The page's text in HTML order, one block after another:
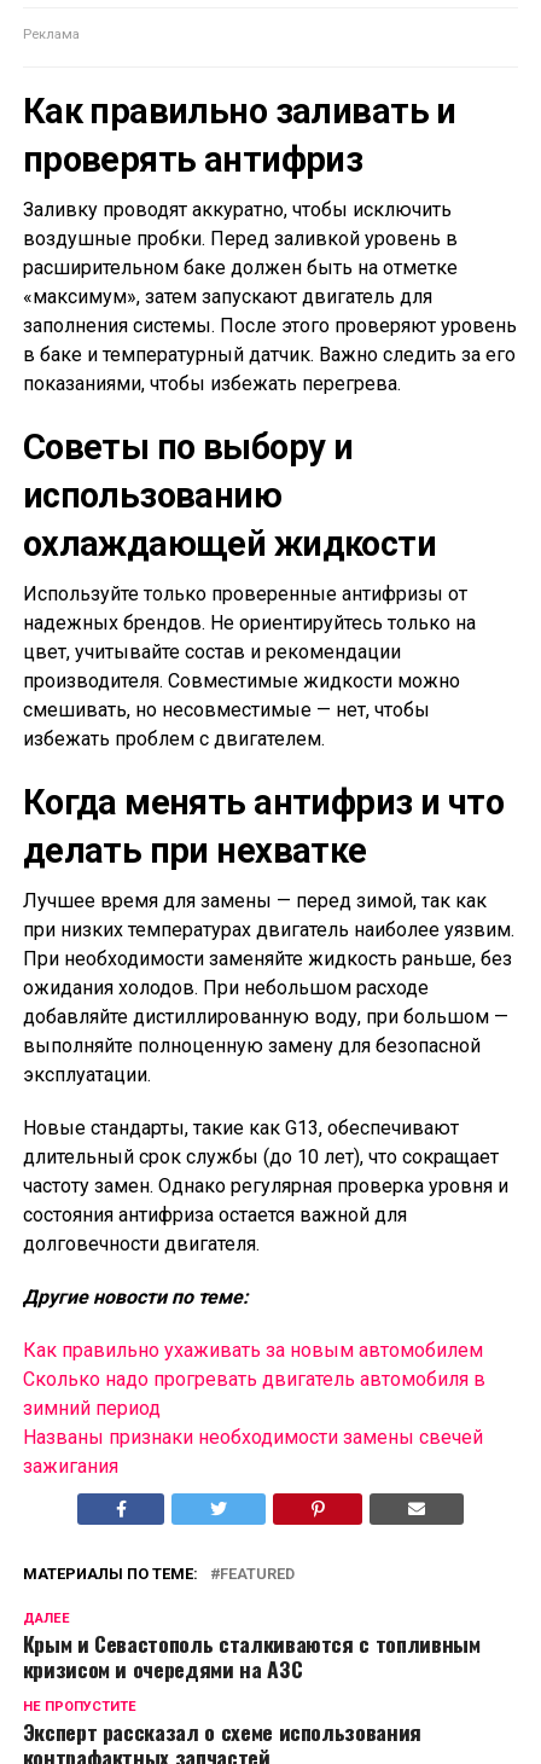
Как правильно заливать и
проверять антифриз
Заливку проводят аккуратно, чтобы исключить
воздушные пробки. Перед заливкой уровень в
расширительном баке должен быть на отметке
«максимум», затем запускают двигатель для
заполнения системы. После этого проверяют уровень
в баке и температурный датчик. Важно следить за его
показаниями, чтобы избежать перегрева.
Советы по выбору и
использованию
охлаждающей жидкости
Используйте только проверенные антифризы от
надежных брендов. Не ориентируйтесь только на
цвет, учитывайте состав и рекомендации
производителя. Совместимые жидкости можно
смешивать, но несовместимые — нет, чтобы
избежать проблем с двигателем.
Когда менять антифриз и что
делать при нехватке
Лучшее время для замены — перед зимой, так как
при низких температурах двигатель наиболее уязвим.
При необходимости заменяйте жидкость раньше, без
ожидания холодов. При небольшом расходе
добавляйте дистиллированную воду, при большом —
выполняйте полноценную замену для безопасной
эксплуатации.
Новые стандарты, такие как G13, обеспечивают
длительный срок службы (до 10 лет), что сокращает
частоту замен. Однако регулярная проверка уровня и
состояния антифриза остается важной для
долговечности двигателя.
Другие новости по теме:
Как правильно ухаживать за новым автомобилем
Сколько надо прогревать двигатель автомобиля в
зимний период
Названы признаки необходимости замены свечей
зажигания
МАТЕРИАЛЫ ПО ТЕМЕ: FEATURED
ДАЛЕЕ
Крым и Севастополь сталкиваются с топливным
кризисом и очередями на АЗС
НЕ ПРОПУСТИТЕ
Эксперт рассказал о схеме использования
контрафактных запчастей